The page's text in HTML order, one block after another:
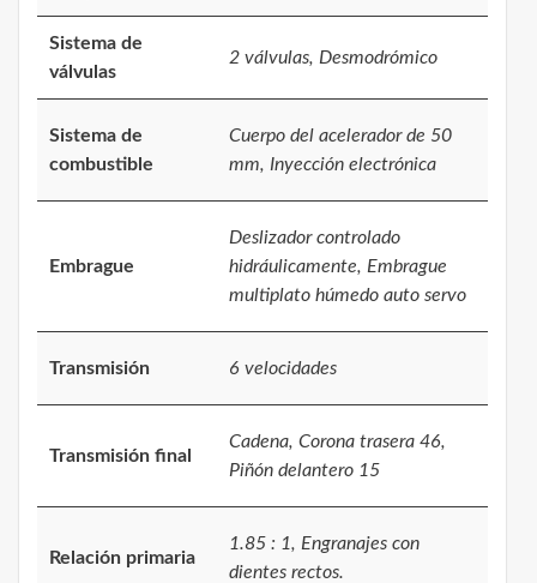
Sistema de
válvulas
2 válvulas, Desmodrómico
Sistema de
combustible
Cuerpo del acelerador de 50
mm, Inyección electrónica
Embrague
Deslizador controlado
hidráulicamente, Embrague
multiplato húmedo auto servo
Transmisión 6 velocidades
Transmisión final
Cadena, Corona trasera 46,
Piñón delantero 15
Relación primaria
1.85 : 1, Engranajes con
dientes rectos.